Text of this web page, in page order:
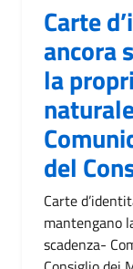
Carte
ancora
la
del
Carte
mantengano
scadenza-